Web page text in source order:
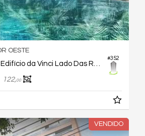
#352
OESTE
122,00
VENDIDO